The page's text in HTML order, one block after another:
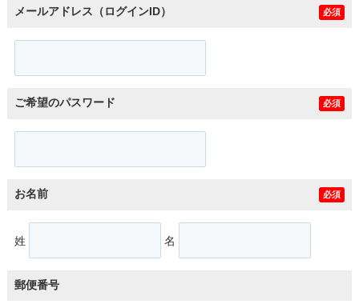
メールアドレス（ログインID） 必須
ご希望のパスワード 必須
お名前 必須
姓 名
郵便番号